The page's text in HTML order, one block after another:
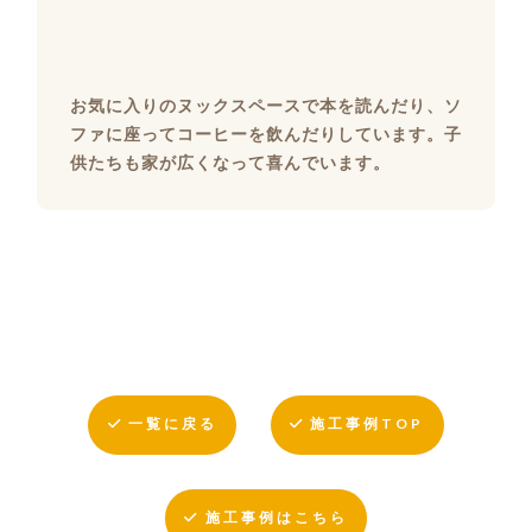
お気に入りのヌックスペースで本を読んだり、ソ
ファに座ってコーヒーを飲んだりしています。子
供たちも家が広くなって喜んでいます。
一覧に戻る 施工事例TOP
施工事例はこちら